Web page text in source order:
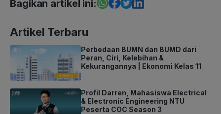
Bagikan artikel ini:
Artikel Terbaru
Perbedaan BUMN dan BUMD dari
Peran, Ciri, Kelebihan &
Kekurangannya | Ekonomi Kelas 11
Profil Darren, Mahasiswa Electrical
& Electronic Engineering NTU
Peserta COC Season 3